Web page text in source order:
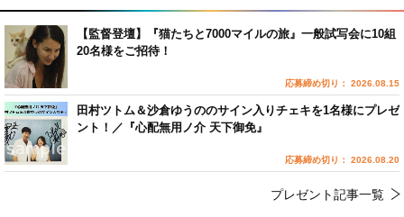
【監督登壇】『猫たちと7000マイルの旅』一般試写会に10組
20名様をご招待！
応募締め切り： 2026.08.15
田村ツトム＆沙倉ゆうののサイン入りチェキを1名様にプレゼ
ント！／『心配無用ノ介 天下御免』
応募締め切り： 2026.08.20
プレゼント記事一覧